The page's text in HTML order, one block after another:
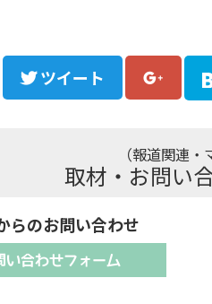
ツイート
（報道関連・
取材・お問い
らのお問い合わせ
い合わせフォーム